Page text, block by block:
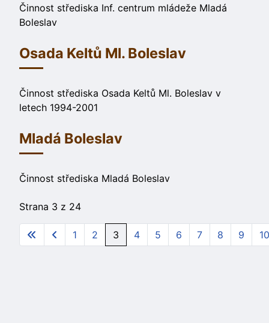
Činnost střediska Inf. centrum mládeže Mladá
Boleslav
Osada Keltů Ml. Boleslav
Činnost střediska Osada Keltů Ml. Boleslav v
letech 1994-2001
Mladá Boleslav
Činnost střediska Mladá Boleslav
Strana 3 z 24
1 2 3 4 5 6 7 8 9 10